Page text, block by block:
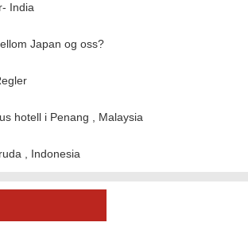
India
Japan og oss?
hotell i Penang , Malaysia
, Indonesia